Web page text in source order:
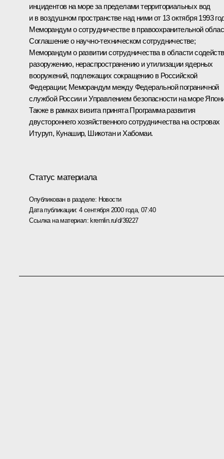
инцидентов на море за пределами территориальных вод
и в воздушном пространстве над ними от 13 октября 1993
Меморандум о сотрудничестве в правоохранительной
Соглашение о научно-техническом сотрудничестве;
Меморандум о развитии сотрудничества в области
разоружению, нераспространению и утилизации ядерных
вооружений, подлежащих сокращению в Российской
Федерации; Меморандум между Федеральной пограничной
службой России и Управлением безопасности на море
Также в рамках визита принята Программа развития
двустороннего хозяйственного сотрудничества на островах
Итуруп, Кунашир, Шикотан и Хабомаи.
Статус материала
Опубликован в разделе: Новости
Дата публикации:4 сентября 2000 года, 07:40
Ссылка на материал:kremlin.ru/d/39227